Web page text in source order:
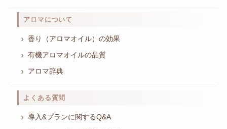
アロマについて
香り（アロマオイル）の効果
有機アロマオイルの品質
アロマ辞典
よくある質問
導入&プランに関するQ&A